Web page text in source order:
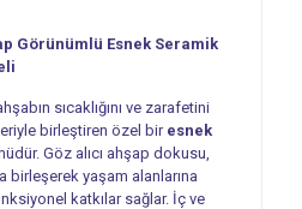
Görünümlü Esnek Seramik
sıcaklığını ve zarafetini
birleştiren özel bir esnek
Göz alıcı ahşap dokusu,
birleşerek yaşam alanlarına
katkılar sağlar. İç ve